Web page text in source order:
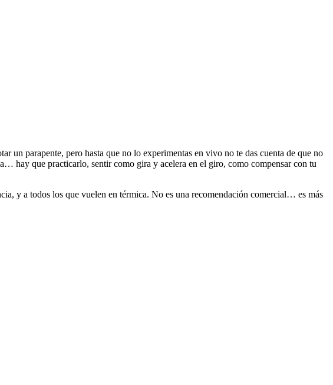
un parapente, pero hasta que no lo experimentas en vivo no te das cuenta de que no
hay que practicarlo, sentir como gira y acelera en el giro, como compensar con tu
y a todos los que vuelen en térmica. No es una recomendación comercial… es más